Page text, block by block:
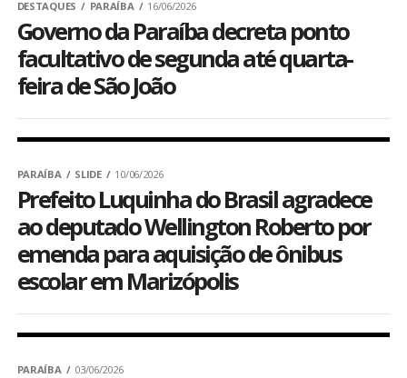
DESTAQUES PARAÍBA 16/06/2026
Governo da Paraíba decreta ponto
facultativo de segunda até quarta-
feira de São João
PARAÍBA SLIDE 10/06/2026
Prefeito Luquinha do Brasil agradece
ao deputado Wellington Roberto por
emenda para aquisição de ônibus
escolar em Marizópolis
PARAÍBA 03/06/2026